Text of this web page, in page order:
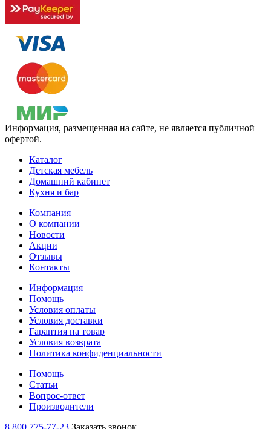
Информация, размещенная на сайте, не является публичной
офертой.
Каталог
Детская мебель
Домашний кабинет
Кухня и бар
Компания
О компании
Новости
Акции
Отзывы
Контакты
Информация
Помощь
Условия оплаты
Условия доставки
Гарантия на товар
Условия возврата
Политика конфиденциальности
Помощь
Статьи
Вопрос-ответ
Производители
8 800 775-77-23 Заказать звонок